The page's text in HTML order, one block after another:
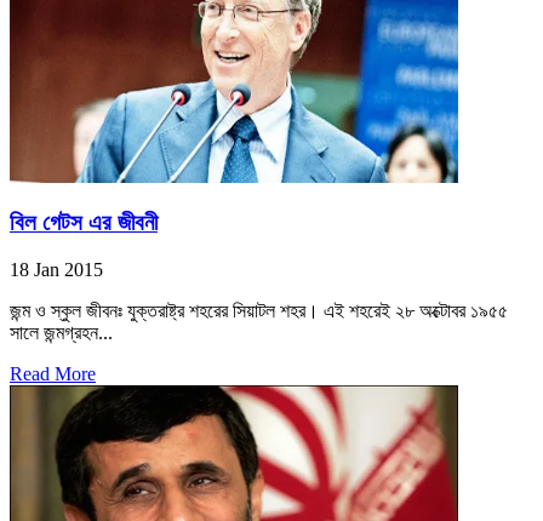
বিল গেটস এর জীবনী
18 Jan 2015
জন্ম ও স্কুল জীবনঃ যুক্তরাষ্ট্র শহরের সিয়াটল শহর। এই শহরেই ২৮ অক্টোবর ১৯৫৫
সালে জন্মগ্রহন...
Read More